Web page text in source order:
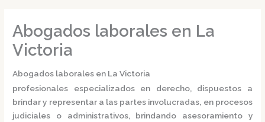
Abogados laborales en La
Victoria
Abogados laborales en La Victoria
profesionales especializados en derecho, dispuestos a
brindar y representar a las partes involucradas, en procesos
judiciales o administrativos, brindando asesoramiento y